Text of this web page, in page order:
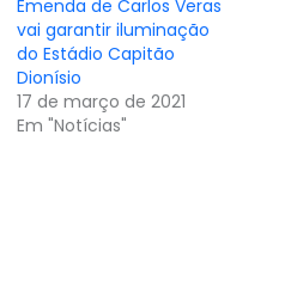
Emenda de Carlos Veras
vai garantir iluminação
do Estádio Capitão
Dionísio
17 de março de 2021
Em "Notícias"